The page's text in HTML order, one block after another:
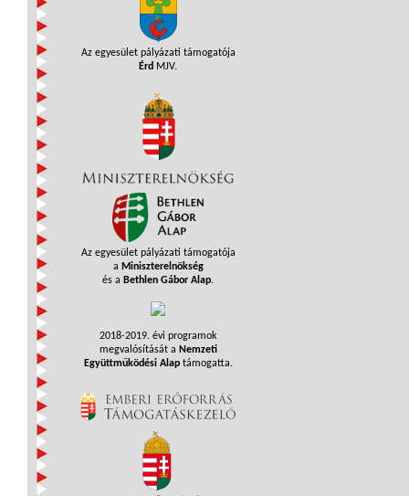
Az egyesület pályázati támogatója
Érd MJV.
Az egyesület pályázati támogatója
a Miniszterelnökség
és a Bethlen Gábor Alap.
2018-2019. évi programok
megvalósítását a Nemzeti
Együttműködési Alaptámogatta.